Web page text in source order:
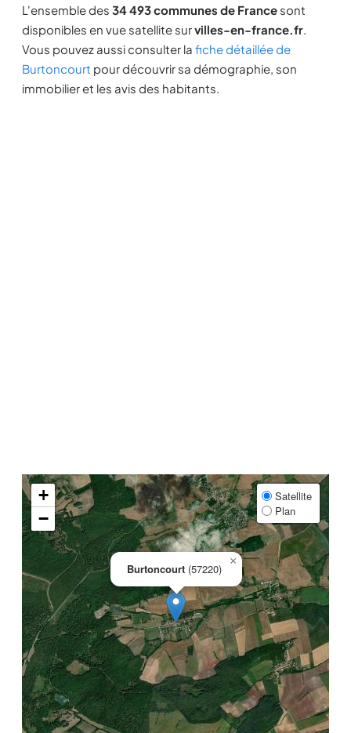
L'ensemble des 34 493 communes de France sont
disponibles en vue satellite survilles-en-france.fr.
Vous pouvez aussi consulter la fiche détaillée de
Burtoncourt pour découvrir sa démographie, son
immobilier et les avis des habitants.
Burtoncourt (57220)
×
+
−
Satellite
Plan